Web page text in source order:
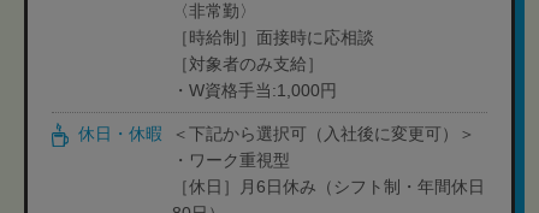
〈非常勤〉
［時給制］面接時に応相談
［対象者のみ支給］
・W資格手当:1,000円
休日・休暇
＜下記から選択可（入社後に変更可）＞
・ワーク重視型
［休日］月6日休み（シフト制・年間休日